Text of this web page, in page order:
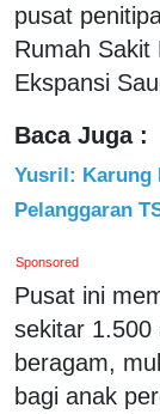
pusat
Rumah Sakit
Ekspansi
Baca Juga :
Yusril: Karung
Pelanggaran
Sponsored
Pusat ini
sekitar 1.500
beragam,
bagi anak